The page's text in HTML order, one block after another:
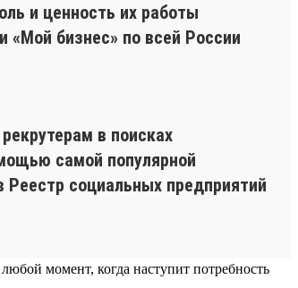
и ценность их работы
бизнес» по всей России
в поисках
самой популярной
социальных предприятий
момент, когда наступит потребность